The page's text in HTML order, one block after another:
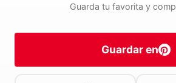
Guarda tu favorita y
Guardar en